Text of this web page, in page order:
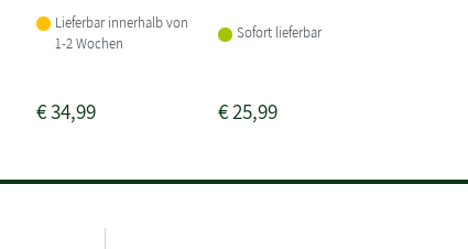
Lieferbar innerhalb von
1-2 Wochen
€34,99
Sofort lieferbar
€25,99